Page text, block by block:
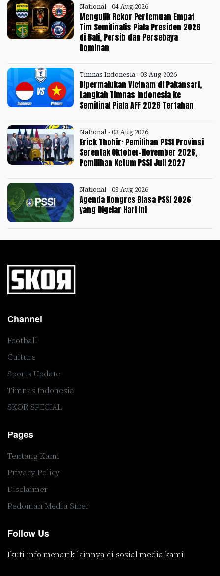
National - 04 Aug 2026
Mengulik Rekor Pertemuan Empat
Tim Semifinalis Piala Presiden 2026
di Bali, Persib dan Persebaya
Dominan
Timnas Indonesia - 03 Aug 2026
Dipermalukan Vietnam di Pakansari,
Langkah Timnas Indonesia ke
Semifinal Piala AFF 2026 Tertahan
National - 03 Aug 2026
Erick Thohir: Pemilihan PSSI Provinsi
Serentak Oktober-November 2026,
Pemilihan Ketum PSSI Juli 2027
National - 03 Aug 2026
Agenda Kongres Biasa PSSI 2026
yang Digelar Hari Ini
Channel
Football
Culture
Sports Update
Timnas Indonesia
SKOR SPECIAL
Pages
Tentang Kami
Privacy Policy
Disclaimer
Pedoman Media Siber
Follow Us
Ikuti info menarik lainnya di sosial media kami